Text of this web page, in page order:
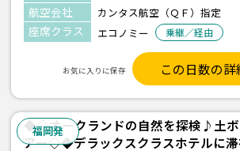
航空会社 カンタス航空（ＱＦ）指定
座席クラス エコノミー 乗継／経由
お気に入りに保存 この日数の詳
福岡発
◆◇オークランドの自然を探検♪土ボ
アー◇◆デラックスクラスホテルに滞